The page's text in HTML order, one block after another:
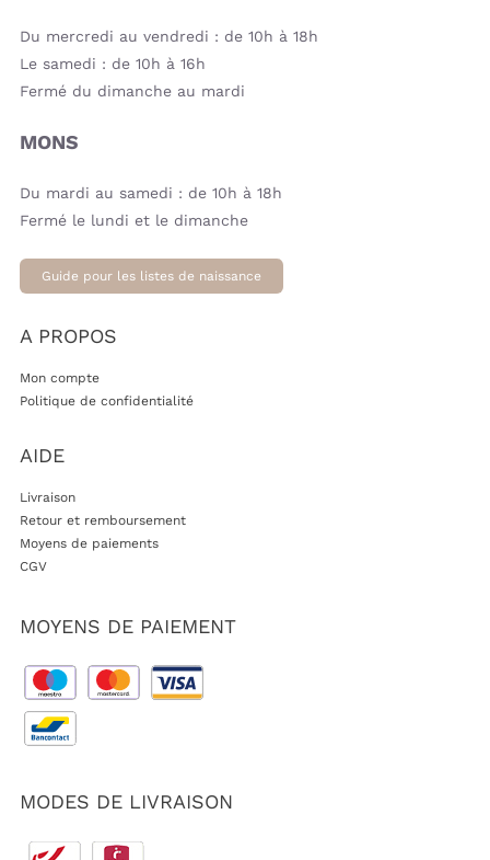
Du mercredi au vendredi : de 10h à 18h
Le samedi : de 10h à 16h
Fermé du dimanche au mardi
MONS
Du mardi au samedi : de 10h à 18h
Fermé le lundi et le dimanche
Guide pour les listes de naissance
A PROPOS
Mon compte
Politique de confidentialité
AIDE
Livraison
Retour et remboursement
Moyens de paiements
CGV
MOYENS DE PAIEMENT
MODES DE LIVRAISON